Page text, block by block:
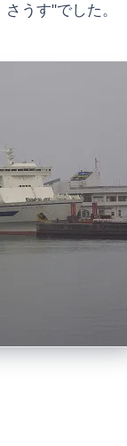
うす"でした。